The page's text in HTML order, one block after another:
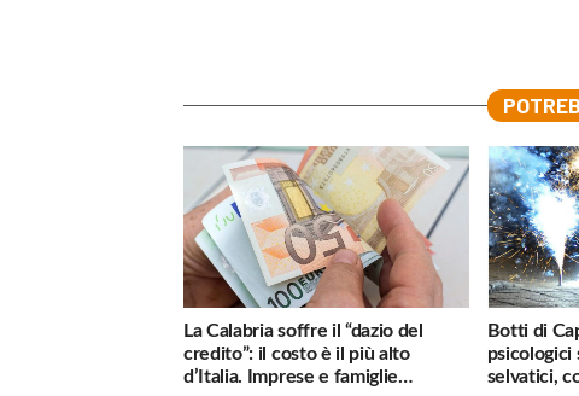
La Calabria soffre il “dazio del
credito”: il costo è il più alto
d’Italia. Imprese e famiglie
Botti di
psicologici
selvatici,